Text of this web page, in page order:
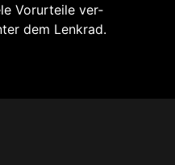
Vor­ur­tei­le ver­
dem Lenk­rad.